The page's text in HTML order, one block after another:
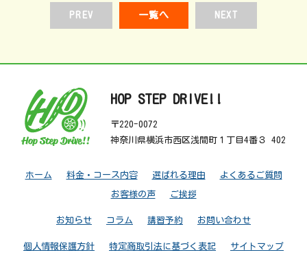
PREV 一覧へ NEXT
HOP STEP DRIVE!!
〒220-0072
神奈川県横浜市西区浅間町１丁目4番３ 402
ホーム 料金・コース内容 選ばれる理由 よくあるご質問
お客様の声 ご挨拶
お知らせ コラム 講習予約 お問い合わせ
個人情報保護方針 特定商取引法に基づく表記 サイトマップ